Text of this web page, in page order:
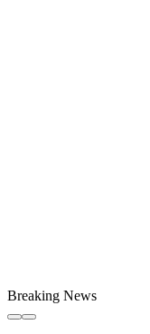
Breaking News